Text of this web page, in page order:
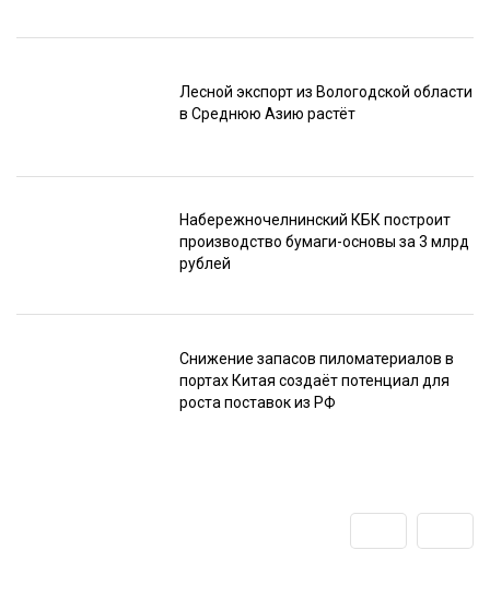
Лесной экспорт из Вологодской области
в Среднюю Азию растёт
Набережночелнинский КБК построит
производство бумаги-основы за 3 млрд
рублей
Снижение запасов пиломатериалов в
портах Китая создаёт потенциал для
роста поставок из РФ